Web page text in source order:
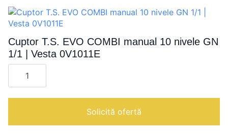
Cuptor T.S. EVO COMBI manual 10 nivele GN
1/1 | Vesta 0V1011E
Cantitate
Cuptor
T.S.
COMBI
nivele
Solicită ofertă